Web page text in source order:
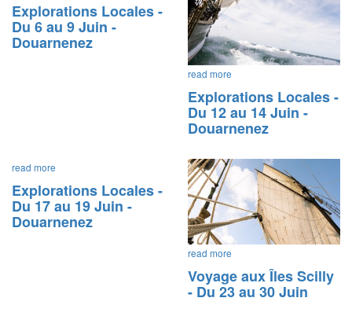
Explorations Locales -
Du 6 au 9 Juin -
Douarnenez
read more
Explorations Locales -
Du 12 au 14 Juin -
Douarnenez
read more
Explorations Locales -
Du 17 au 19 Juin -
Douarnenez
read more
Voyage aux Îles Scilly
- Du 23 au 30 Juin